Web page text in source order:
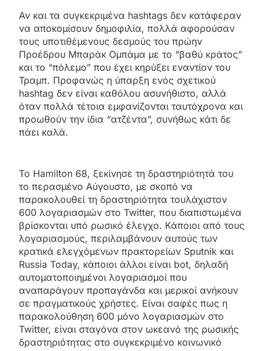
Αν και τα συγκεκριμένα hashtags δεν κατάφεραν
να αποκομίσουν δημοφιλία, πολλά αφορούσαν
τους υποτιθέμενους δεσμούς του πρώην
Προέδρου Μπαράκ Ομπάμα με το “βαθύ κράτος”
και το “πόλεμο” που έχει κηρύξει εναντίον του
Τραμπ. Προφανώς η ύπαρξη ενός σχετικού
hashtag δεν είναι καθόλου ασυνήθιστο, αλλά
όταν πολλά τέτοια εμφανίζονται ταυτόχρονα και
προωθούν την ίδια “ατζέντα”, συνήθως κάτι δε
πάει καλά.
Το Hamilton 68, ξεκίνησε τη δραστηριότητά του
το περασμένο Αύγουστο, με σκοπό να
παρακολουθεί τη δραστηριότητα τουλάχιστον
600 λογαριασμών στο Twitter, που διαπιστωμένα
βρίσκονται υπό ρωσικό έλεγχο. Κάποιοι από τους
λογαριασμούς, περιλαμβάνουν αυτούς των
κρατικά ελεγχόμενων πρακτορείων Sputnik και
Russia Today, κάποιοι άλλοι είναι bot, δηλαδή
αυτοματοποιημένοι λογαριασμοί που
αναπαράγουν προπαγάνδα και μερικοί ανήκουν
σε πραγματικούς χρήστες. Είναι σαφές πως η
παρακολούθηση 600 μόνο λογαριασμών στο
Twitter, είναι σταγόνα στον ωκεανό της ρωσικής
δραστηριότητας στο συγκεκριμένο κοινωνικό